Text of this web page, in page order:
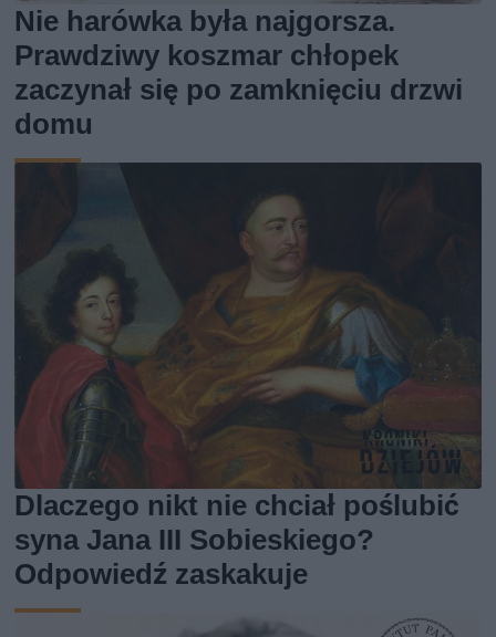
Nie harówka była najgorsza.
Prawdziwy koszmar chłopek
zaczynał się po zamknięciu drzwi
domu
Dlaczego nikt nie chciał poślubić
syna Jana III Sobieskiego?
Odpowiedź zaskakuje